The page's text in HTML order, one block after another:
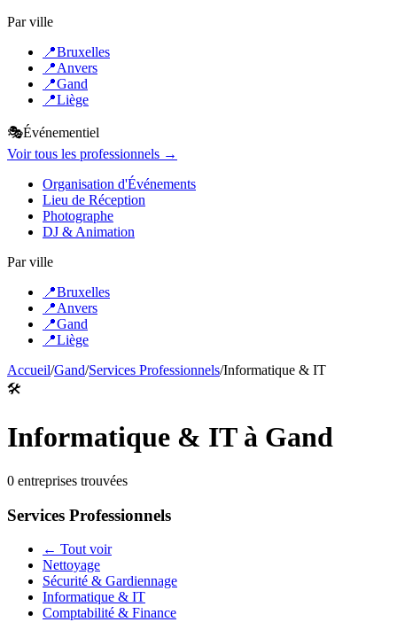
Par ville
📍Bruxelles
📍Anvers
📍Gand
📍Liège
🎭Événementiel
Voir tous les professionnels →
Organisation d'Événements
Lieu de Réception
Photographe
DJ & Animation
Par ville
📍Bruxelles
📍Anvers
📍Gand
📍Liège
Accueil/Gand/Services Professionnels/Informatique & IT
🛠️
Informatique & ITà Gand
0 entreprises trouvées
Services Professionnels
← Tout voir
Nettoyage
Sécurité & Gardiennage
Informatique & IT
Comptabilité & Finance